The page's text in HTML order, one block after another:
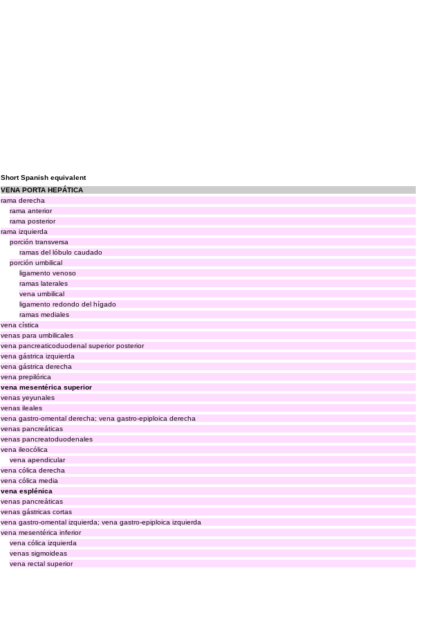
Short Spanish equivalent
VENA PORTA HEPÁTICA
rama derecha
rama anterior
rama posterior
rama izquierda
porción transversa
ramas del lóbulo caudado
porción umbilical
ligamento venoso
ramas laterales
vena umbilical
ligamento redondo del hígado
ramas mediales
vena cística
venas para umbilicales
vena pancreaticoduodenal superior posterior
vena gástrica izquierda
vena gástrica derecha
vena prepilórica
vena mesentérica superior
venas yeyunales
venas ileales
vena gastro-omental derecha; vena gastro-epiploica derecha
venas pancreáticas
venas pancreatoduodenales
vena ileocólica
vena apendicular
vena cólica derecha
vena cólica media
vena esplénica
venas pancreáticas
venas gástricas cortas
vena gastro-omental izquierda; vena gastro-epiploica izquierda
vena mesentérica inferior
vena cólica izquierda
venas sigmoideas
vena rectal superior